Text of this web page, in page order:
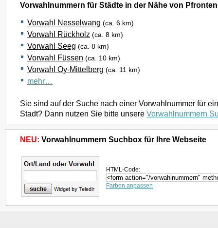
Vorwahlnummern für Städte in der Nähe von Pfronten
Vorwahl Nesselwang (ca. 6 km)
Vorwahl Rückholz (ca. 8 km)
Vorwahl Seeg (ca. 8 km)
Vorwahl Füssen (ca. 10 km)
Vorwahl Oy-Mittelberg (ca. 11 km)
mehr…
Sie sind auf der Suche nach einer Vorwahlnummer für
Stadt? Dann nutzen Sie bitte unsere Vorwahlnummern
NEU: Vorwahlnummern Suchbox für Ihre Webseite
HTML-Code:
Farben anpassen